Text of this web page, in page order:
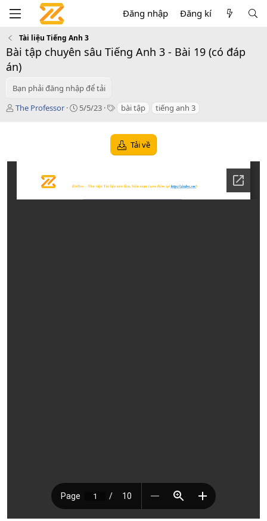
Đăng nhập Đăng kí
Tài liệu Tiếng Anh 3
Bài tập chuyên sâu Tiếng Anh 3 - Bài 19 (có đáp
án)
Bạn phải đăng nhập để tải
T
ả
The Professor
C
5/5/23
T bài tập tiếng anh 3
Tải về